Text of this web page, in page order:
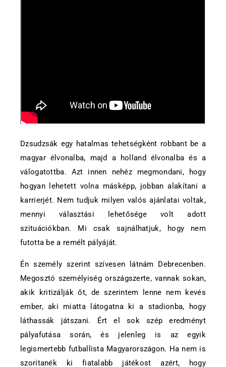
Dzsudzsák egy hatalmas tehetségként robbant be a
magyar élvonalba, majd a holland élvonalba és a
válogatottba. Azt innen nehéz megmondani, hogy
hogyan lehetett volna másképp, jobban alakítani a
karrierjét. Nem tudjuk milyen valós ajánlatai voltak,
mennyi választási lehetősége volt adott
szituációkban. Mi csak sajnálhatjuk, hogy nem
futotta be a remélt pályáját.
Én személy szerint szívesen látnám Debrecenben.
Megosztó személyiség országszerte, vannak sokan,
akik kritizálják őt, de szerintem lenne nem kevés
ember, aki miatta látogatna ki a stadionba, hogy
láthassák játszani. Ért el sok szép eredményt
pályafutása során, és jelenleg is az egyik
legismertebb futballista Magyarországon. Ha nem is
szorítanék ki fiatalabb játékost azért, hogy